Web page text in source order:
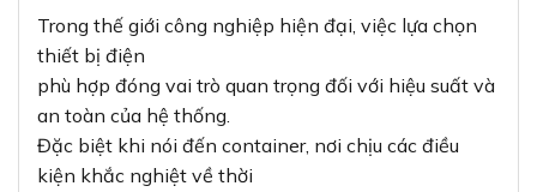
Trong thế giới công nghiệp hiện đại, việc lựa chọn
thiết bị điện
phù hợp đóng vai trò quan trọng đối với hiệu suất và
an toàn của hệ thống.
Đặc biệt khi nói đến container, nơi chịu các điều
kiện khắc nghiệt về thời